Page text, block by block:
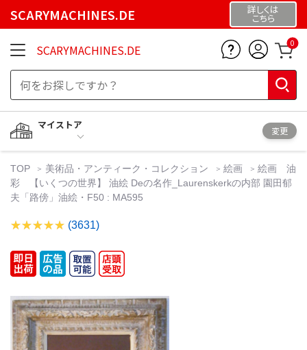
SCARYMACHINES.DE 詳しくは
こちら
SCARYMACHINES.DE 0
マイストア
変更
TOP 美術品・アンティーク・コレクション 絵画
絵画 油
彩 【いくつの世界】 油絵 Deの名作_Laurenskerkの内部 園田郁
夫「路傍」油絵・F50 : MA595
(3631)